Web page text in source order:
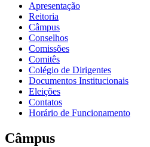
Apresentação
Reitoria
Câmpus
Conselhos
Comissões
Comitês
Colégio de Dirigentes
Documentos Institucionais
Eleições
Contatos
Horário de Funcionamento
Câmpus